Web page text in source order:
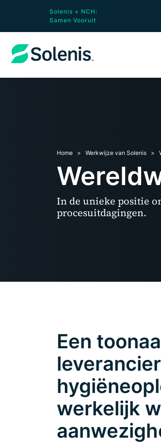
Solenis + NCH:
Samen Vooruit
Home Werkwijze van Solenis
In de unieke positie
procesuitdagingen.
Een
werkelijk